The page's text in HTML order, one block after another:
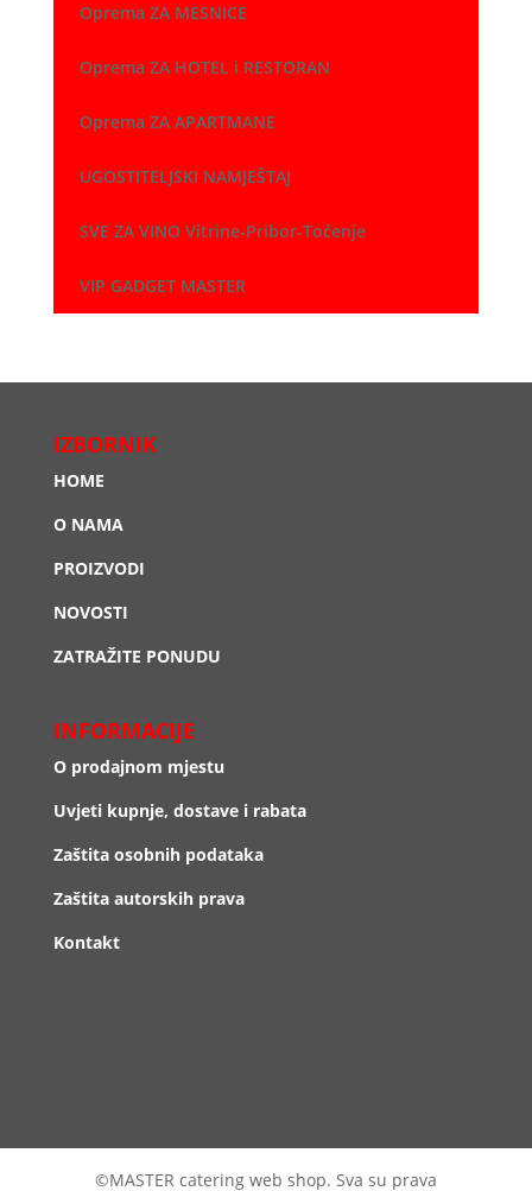
Oprema ZA MESNICE
Oprema ZA HOTEL i RESTORAN
Oprema ZA APARTMANE
UGOSTITELJSKI NAMJEŠTAJ
SVE ZA VINO Vitrine-Pribor-Točenje
VIP GADGET MASTER
IZBORNIK
HOME
O NAMA
PROIZVODI
NOVOSTI
ZATRAŽITE PONUDU
INFORMACIJE
O prodajnom mjestu
Uvjeti kupnje, dostave i rabata
Zaštita osobnih podataka
Zaštita autorskih prava
Kontakt
©MASTER catering web shop. Sva su prava